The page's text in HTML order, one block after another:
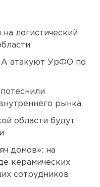
на логистический
атакуют УрФО по
рынка
области будут
домов»: на
керамических
сотрудников